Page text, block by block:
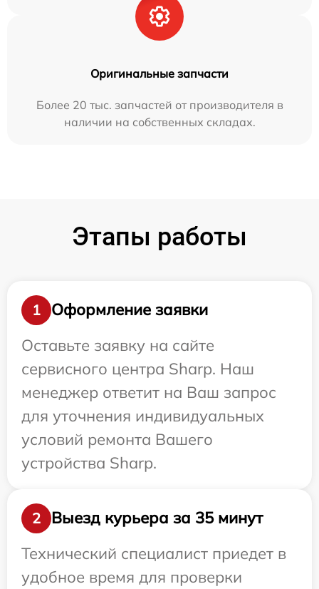
Оригинальные запчасти
Более 20 тыс. запчастей от производителя в
наличии на собственных складах.
Этапы работы
1
Оформление заявки
Оставьте заявку на сайте
сервисного центра Sharp. Наш
менеджер ответит на Ваш запрос
для уточнения индивидуальных
условий ремонта Вашего
устройства Sharp.
2
Выезд курьера за 35 минут
Технический специалист приедет в
удобное время для проверки